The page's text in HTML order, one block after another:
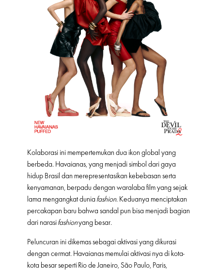
Kolaborasi ini mempertemukan dua ikon global yang
berbeda. Havaianas, yang menjadi simbol dari gaya
hidup Brasil dan merepresentasikan kebebasan serta
kenyamanan, berpadu dengan waralaba film yang sejak
lama mengangkat duniafashion. Keduanya menciptakan
percakapan baru bahwa sandal pun bisa menjadi bagian
dari narasifashionyang besar.
Peluncuran ini dikemas sebagai aktivasi yang dikurasi
dengan cermat. Havaianas memulai aktivasi nya di kota-
kota besar seperti Rio de Janeiro, São Paulo, Paris,